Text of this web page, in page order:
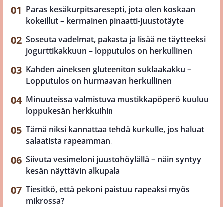
Paras kesäkurpitsaresepti, jota olen koskaan
kokeillut – kermainen pinaatti-juustotäyte
Soseuta vadelmat, pakasta ja lisää ne täytteeksi
jogurttikakkuun – lopputulos on herkullinen
Kahden aineksen gluteeniton suklaakakku –
Lopputulos on hurmaavan herkullinen
Minuuteissa valmistuva mustikkapöperö kuuluu
loppukesän herkkuihin
Tämä niksi kannattaa tehdä kurkulle, jos haluat
salaatista rapeamman.
Siivuta vesimeloni juustohöylällä – näin syntyy
kesän näyttävin alkupala
Tiesitkö, että pekoni paistuu rapeaksi myös
mikrossa?